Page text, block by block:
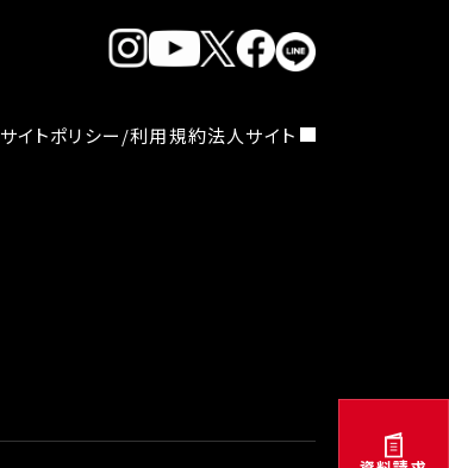
サイトポリシー/利用規約法人サイト